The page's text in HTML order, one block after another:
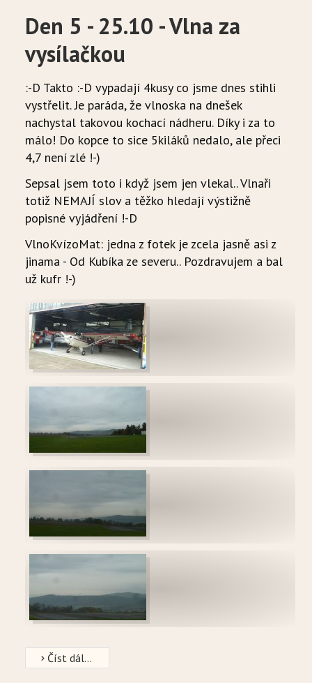
Den 5 - 25.10 - Vlna za
vysílačkou
:-D Takto :-D vypadají 4kusy co jsme dnes stihli
vystřelit. Je paráda, že vlnoska na dnešek
nachystal takovou kochací nádheru. Díky i za to
málo! Do kopce to sice 5kiláků nedalo, ale přeci
4,7 není zlé !-)
Sepsal jsem toto i když jsem jen vlekal.. Vlnaři
totiž NEMAJÍ slov a těžko hledají výstižně
popisné vyjádření !-D
VlnoKvízoMat: jedna z fotek je zcela jasně asi z
jinama - Od Kubíka ze severu.. Pozdravujem a bal
už kufr !-)
Číst dál...